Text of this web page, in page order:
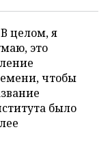
целом, я
это
чтобы
было